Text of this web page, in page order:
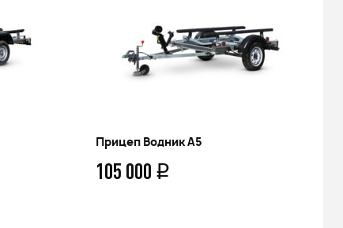
Прицеп Водник А5
105 000 q